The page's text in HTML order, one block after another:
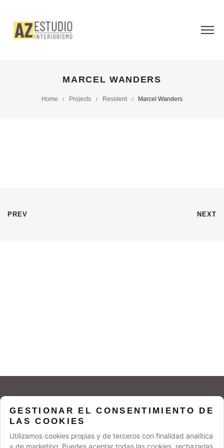
MARCEL WANDERS
Home / Projects / Resident / Marcel Wanders
PREV NEXT
rights reserved.
GESTIONAR EL CONSENTIMIENTO DE
LAS COOKIES
Utilizamos cookies propias y de terceros con finalidad analítica
y de marketing. Puedes aceptar todas las cookies, rechazarlas